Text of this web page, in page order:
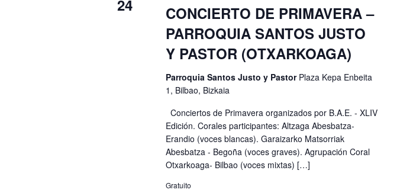
24
CONCIERTO DE PRIMAVERA –
PARROQUIA SANTOS JUSTO
Y PASTOR (OTXARKOAGA)
Parroquia Santos Justo y Pastor Plaza Kepa Enbeita
1, Bilbao, Bizkaia
Conciertos de Primavera organizados por B.A.E. - XLIV
Edición. Corales participantes: Altzaga Abesbatza-
Erandio (voces blancas). Garaizarko Matsorriak
Abesbatza - Begoña (voces graves). Agrupación Coral
Otxarkoaga- Bilbao (voces mixtas) […]
Gratuito